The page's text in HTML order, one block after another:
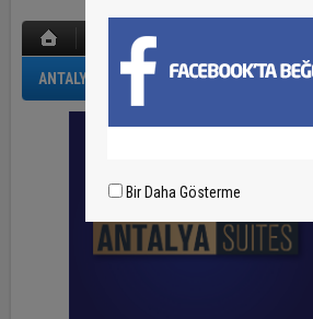
ANTALYA GÜNCEL POLİS-ADLİYE
Bir Daha Gösterme